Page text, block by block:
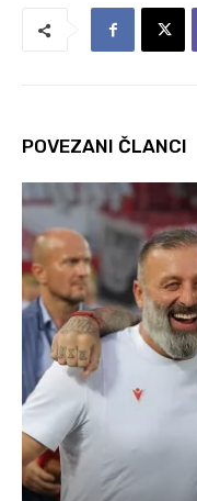
POVEZANI ČLANCI